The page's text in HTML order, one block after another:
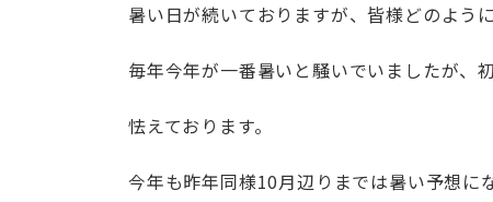
暑い日が続いておりますが、皆様どのよう
毎年今年が一番暑いと騒いでいましたが
怯えております。
今年も昨年同様10月辺りまでは暑い予想に